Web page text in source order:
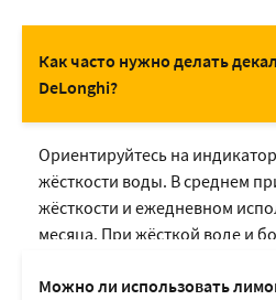
Как часто нужно делать
DeLonghi?
Ориентируйтесь на
жёсткости воды. В среднем
жёсткости и ежедневном
месяца. При жёсткой воде и
Можно ли использовать